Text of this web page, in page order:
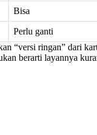
Bisa
Perlu ganti
“versi ringan” dari
berarti layannya